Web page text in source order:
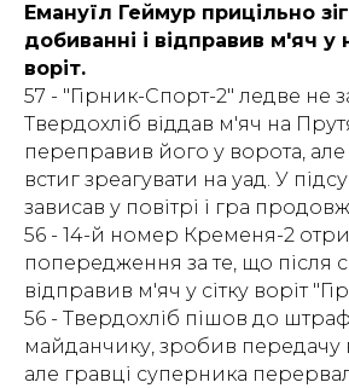
Емануїл Геймур прицільно
добиванні і відправив м'яч у
воріт.
57 - "Гірник-Спорт-2" ледве не
Твердохліб віддав м'яч на
переправив його у ворота, але
встиг зреагувати на уад. У
зависав у повітрі і гра
56 - 14-й номер Кременя-2
попередження за те, що після
відправив м'яч у сітку воріт
56 - Твердохліб пішов до
майданчику, зробив передачу
але гравці суперника